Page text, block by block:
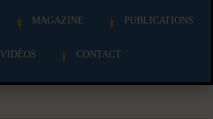
MAGAZINE PUBLICATIONS
VIDÉOS CONTACT